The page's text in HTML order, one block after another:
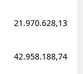
21.970.628,13
42.958.188,74